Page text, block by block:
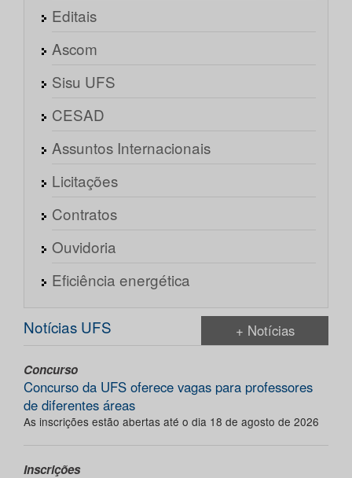
Editais
Ascom
Sisu UFS
CESAD
Assuntos Internacionais
Licitações
Contratos
Ouvidoria
Eficiência energética
Notícias UFS + Notícias
Concurso
Concurso da UFS oferece vagas para professores
de diferentes áreas
As inscrições estão abertas até o dia 18 de agosto de 2026
Inscrições